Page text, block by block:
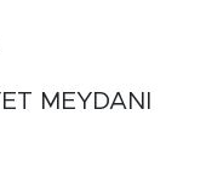
MEYDANI